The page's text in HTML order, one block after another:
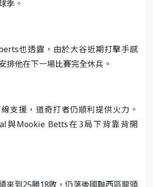
季。
也透露，由於大谷近期打擊手感
排他在下一場比賽完全休兵。
支援，道奇打者仍順利提供火力。
與Mookie Betts在3局下背靠背開
來到25勝18敗，仍落後國聯西區龍頭